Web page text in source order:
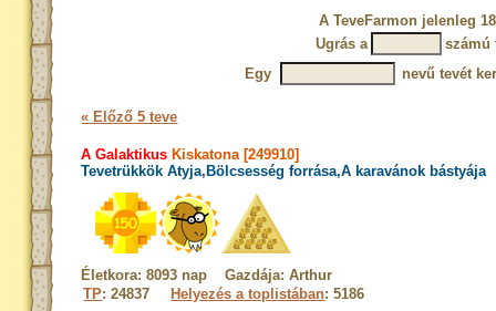
A TeveFarmon jelenleg
Ugrás a
számú
Egy
nevű tevét
« Előző 5 teve
A Galaktikus Kiskatona [249910]
Tevetrükkök Atyja,Bölcsesség forrása,A karavánok bástyája
Életkora: 8093 nap Gazdája: Arthur
TP: 24837 Helyezés a toplistában: 5186